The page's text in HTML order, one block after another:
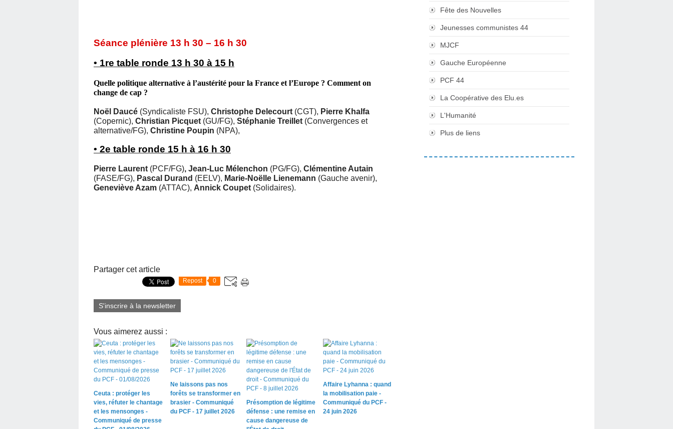
Séance plénière 13 h 30 – 16 h 30
• 1re table ronde 13 h 30 à 15 h
Quelle politique alternative à l’austérité pour la France et l’Europe ? Comment on
change de cap ?
Noël Daucé (Syndicaliste FSU), Christophe Delecourt (CGT), Pierre Khalfa
(Copernic), Christian Picquet (GU/FG), Stéphanie Treillet (Convergences et
alternative/FG), Christine Poupin (NPA),
• 2e table ronde 15 h à 16 h 30
Pierre Laurent (PCF/FG), Jean-Luc Mélenchon (PG/FG), Clémentine Autain
(FASE/FG), Pascal Durand (EELV), Marie-Noëlle Lienemann (Gauche avenir),
Geneviève Azam (ATTAC), Annick Coupet (Solidaires).
Partager cet article
Repost 0
S'inscrire à la newsletter
Vous aimerez aussi :
Ceuta : protéger les
vies, réfuter le chantage
et les mensonges -
Communiqué de presse
Ne laissons pas nos
forêts se transformer en
brasier - Communiqué
du PCF - 17 juillet 2026
Présomption de légitime
défense : une remise en
cause dangereuse de
Affaire Lyhanna : quand
la mobilisation paie -
Communiqué du PCF -
24 juin 2026
Fête des Nouvelles
Jeunesses communistes 44
MJCF
Gauche Européenne
PCF 44
La Coopérative des Elu.es
L'Humanité
Plus de liens